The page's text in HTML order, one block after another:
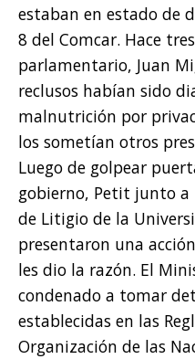
estaban en estado de
8 del Comcar. Hace
parlamentario, Juan
reclusos habían sido
malnutrición por
los sometían otros
Luego de golpear
gobierno, Petit junto a
de Litigio de la
presentaron una
les dio la razón. El
condenado a tomar
establecidas en las
Organización de las